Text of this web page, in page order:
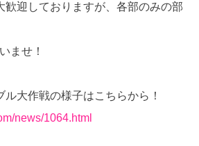
歓迎しておりますが、各部のみの部
ませ！
大作戦の様子はこちらから！
news/1064.html